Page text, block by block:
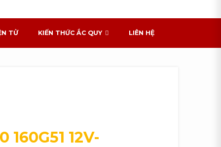
TỬ KIẾN THỨC ẮC QUY LIÊN HỆ
160G51 12V-